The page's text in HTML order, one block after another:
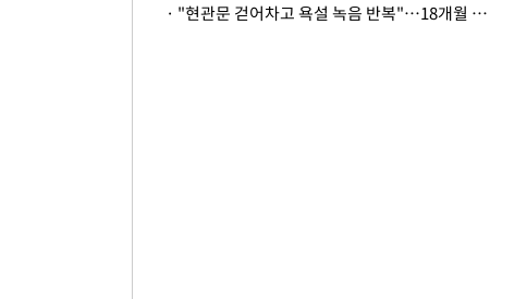
· "현관문 걷어차고 욕설 녹음 반복"…18개월 아기 키우는 집 뒤흔든 '앞집의 비극'